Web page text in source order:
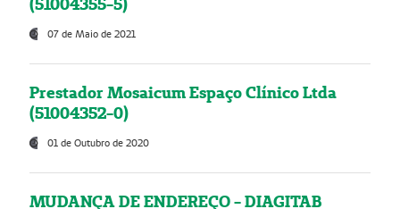
07 de Maio de 2021
Prestador Mosaicum Espaço Clínico Ltda
(51004352-0)
01 de Outubro de 2020
MUDANÇA DE ENDEREÇO - DIAGITAB